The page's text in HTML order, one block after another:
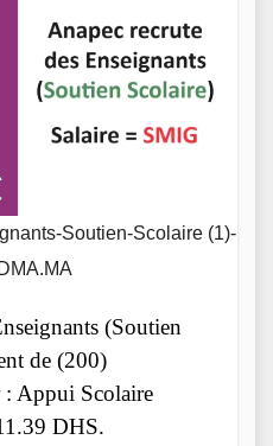
Soutien-Scolaire (1)-
(Soutien
de (200)
: Appui Scolaire
DHS.